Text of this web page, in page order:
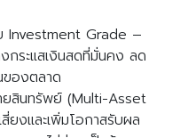
Investment Grade –
ระแสเงินสดที่มั่นคง ลด
ของตลาด
ยสินทรัพย์ (Multi-Asset
งและเพิ่มโอกาสรับผล